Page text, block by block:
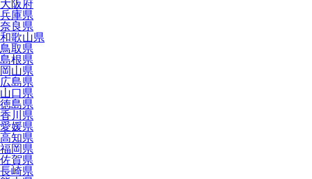
大阪府
兵庫県
奈良県
和歌山県
鳥取県
島根県
岡山県
広島県
山口県
徳島県
香川県
愛媛県
高知県
福岡県
佐賀県
長崎県